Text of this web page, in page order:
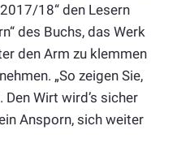
18“ den Lesern
des Buchs, das Werk
den Arm zu klemmen
„So zeigen Sie,
Wirt wird’s sicher
Ansporn, sich weiter